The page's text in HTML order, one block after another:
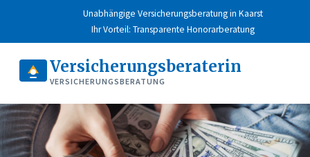
Unabhängige Versicherungsberatung in Kaarst
Ihr Vorteil: Transparente Honorarberatung
Versicherungsberaterin
VERSICHERUNGSBERATUNG